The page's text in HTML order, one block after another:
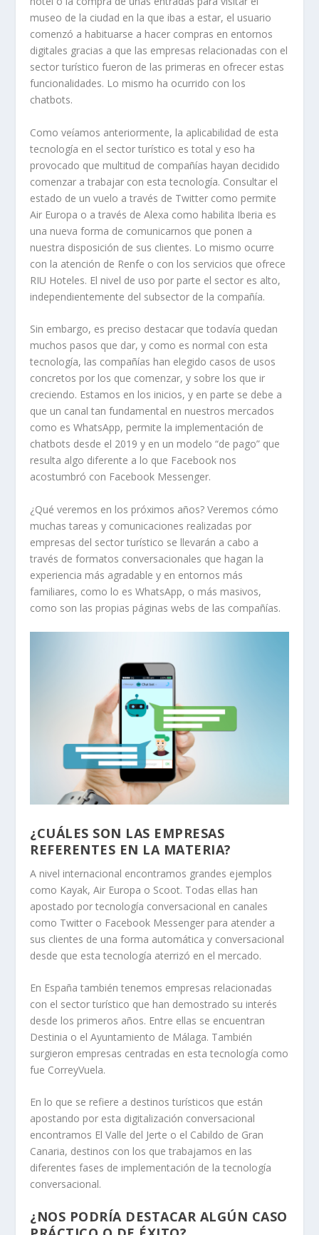
museo de la ciudad en la que ibas a estar, el usuario
comenzó a habituarse a hacer compras en entornos
digitales gracias a que las empresas relacionadas con el
sector turístico fueron de las primeras en ofrecer estas
funcionalidades. Lo mismo ha ocurrido con los
chatbots.
Como veíamos anteriormente, la aplicabilidad de esta
tecnología en el sector turístico es total y eso ha
provocado que multitud de compañías hayan decidido
comenzar a trabajar con esta tecnología. Consultar el
estado de un vuelo a través de Twitter como permite
Air Europa o a través de Alexa como habilita Iberia es
una nueva forma de comunicarnos que ponen a
nuestra disposición de sus clientes. Lo mismo ocurre
con la atención de Renfe o con los servicios que ofrece
RIU Hoteles. El nivel de uso por parte el sector es alto,
independientemente del subsector de la compañía.
Sin embargo, es preciso destacar que todavía quedan
muchos pasos que dar, y como es normal con esta
tecnología, las compañías han elegido casos de usos
concretos por los que comenzar, y sobre los que ir
creciendo. Estamos en los inicios, y en parte se debe a
que un canal tan fundamental en nuestros mercados
como es WhatsApp, permite la implementación de
chatbots desde el 2019 y en un modelo “de pago” que
resulta algo diferente a lo que Facebook nos
acostumbró con Facebook Messenger.
¿Qué veremos en los próximos años? Veremos cómo
muchas tareas y comunicaciones realizadas por
empresas del sector turístico se llevarán a cabo a
través de formatos conversacionales que hagan la
experiencia más agradable y en entornos más
familiares, como lo es WhatsApp, o más masivos,
como son las propias páginas webs de las compañías.
¿CUÁLES SON LAS EMPRESAS
REFERENTES EN LA MATERIA?
A nivel internacional encontramos grandes ejemplos
como Kayak, Air Europa o Scoot. Todas ellas han
apostado por tecnología conversacional en canales
como Twitter o Facebook Messenger para atender a
sus clientes de una forma automática y conversacional
desde que esta tecnología aterrizó en el mercado.
En España también tenemos empresas relacionadas
con el sector turístico que han demostrado su interés
desde los primeros años. Entre ellas se encuentran
Destinia o el Ayuntamiento de Málaga. También
surgieron empresas centradas en esta tecnología como
fue CorreyVuela.
En lo que se refiere a destinos turísticos que están
apostando por esta digitalización conversacional
encontramos El Valle del Jerte o el Cabildo de Gran
Canaria, destinos con los que trabajamos en las
diferentes fases de implementación de la tecnología
conversacional.
¿NOS PODRÍA DESTACAR ALGÚN CASO